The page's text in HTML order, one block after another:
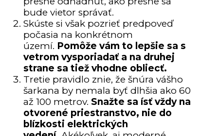
bude vietor správať.
Skúste si však pozrieť predpoveď
počasia na konkrétnom
území. Pomôže vám to lepšie sa s
vetrom vysporiadať a na druhej
strane sa tiež vhodne obliecť.
Tretie pravidlo znie, že šnúra vášho
šarkana by nemala byť dlhšia ako 60
až 100 metrov. Snažte sa ísť vždy na
otvorené priestranstvo, nie do
blízkosti elektrických